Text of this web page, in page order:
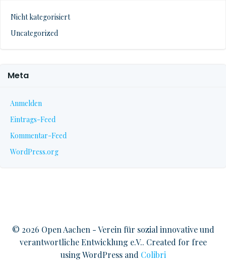
Nicht kategorisiert
Uncategorized
Meta
Anmelden
Eintrags-Feed
Kommentar-Feed
WordPress.org
© 2026 Open Aachen - Verein für sozial innovative und
verantwortliche Entwicklung e.V.. Created for free
using WordPress and Colibri